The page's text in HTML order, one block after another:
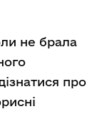
не брала
про